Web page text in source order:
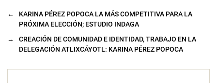
←
KARINA PÉREZ POPOCA LA MÁS COMPETITIVA PARA LA
PRÓXIMA ELECCIÓN; ESTUDIO INDAGA
→
CREACIÓN DE COMUNIDAD E IDENTIDAD, TRABAJO EN LA
DELEGACIÓN ATLIXCÁYOTL: KARINA PÉREZ POPOCA